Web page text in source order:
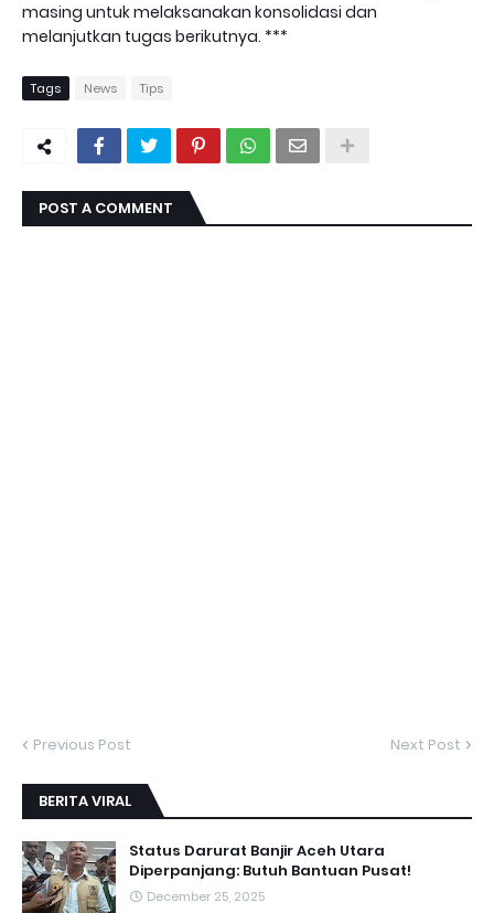
masing untuk melaksanakan konsolidasi dan
melanjutkan tugas berikutnya. ***
Tags News Tips
POST A COMMENT
Previous Post Next Post
BERITA VIRAL
Status Darurat Banjir Aceh Utara
Diperpanjang: Butuh Bantuan Pusat!
December 25, 2025